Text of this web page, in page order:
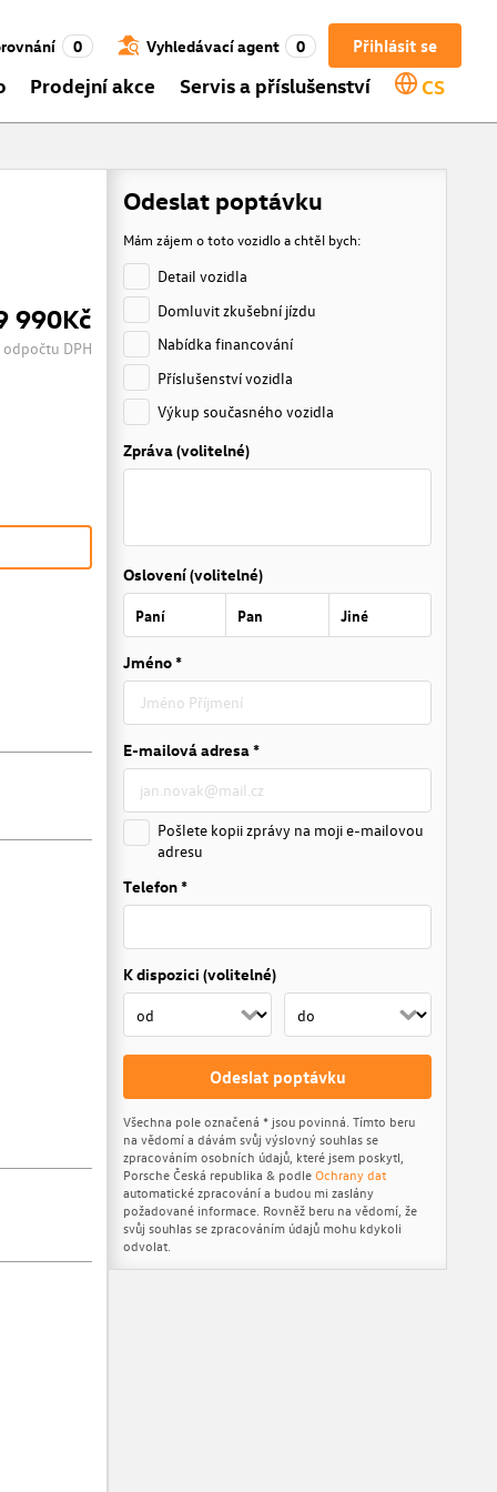
Přihlásit se
0 Vyhledávací agent 0
Prodejní akce Servis a příslušenství CS
990Kč
DPH
Odeslat poptávku
Mám zájem o toto vozidlo a chtěl bych:
Detail vozidla
Domluvit zkušební jízdu
Nabídka financování
Příslušenství vozidla
Výkup současného vozidla
Zpráva (volitelné)
Oslovení (volitelné)
Paní Pan Jiné
Jméno *
E-mailová adresa *
Pošlete kopii zprávy na moji e-mailovou
adresu
Telefon *
K dispozici (volitelné)
Odeslat poptávku
Všechna pole označená * jsou povinná. Tímto beru
na vědomí a dávám svůj výslovný souhlas se
zpracováním osobních údajů, které jsem poskytl,
Porsche Česká republika & podleOchrany dat
automatické zpracování a budou mi zaslány
požadované informace. Rovněž beru na vědomí, že
svůj souhlas se zpracováním údajů mohu kdykoli
odvolat.